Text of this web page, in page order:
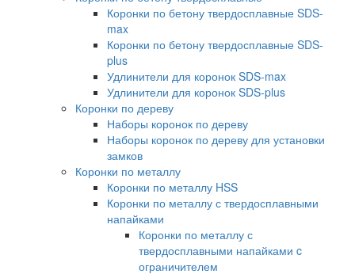
Коронки по бетону твердосплавные SDS-
max
Коронки по бетону твердосплавные SDS-
plus
Удлинители для коронок SDS-max
Удлинители для коронок SDS-plus
Коронки по дереву
Наборы коронок по дереву
Наборы коронок по дереву для установки
замков
Коронки по металлу
Коронки по металлу HSS
Коронки по металлу с твердосплавными
напайками
Коронки по металлу с
твердосплавными напайками c
ограничителем